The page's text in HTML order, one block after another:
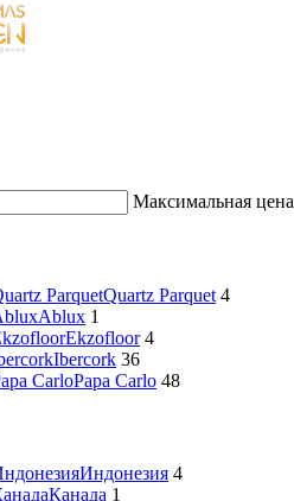
Максимальная цена
ParquetQuartz Parquet 4
Ablux 1
Ekzofloor 4
Ibercork 36
CarloPapa Carlo 48
Индонезия 4
Канада 1